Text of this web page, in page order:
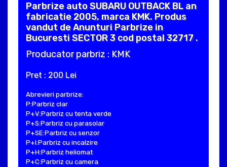
Parbrize auto SUBARU OUTBACK BL an
fabricatie 2005, marca KMK. Produs
vandut de Anunturi Parbrize in
Bucuresti SECTOR 3 cod postal 32717 .
Producator parbriz : KMK
Pret : 200 Lei
Abrevieri parbrize:
P:Parbriz clar
P+V:Parbriz cu tenta verde
P+S:Parbriz cu parasolar
P+SE:Parbriz cu senzor
P+I:Parbriz cu incalzire
P+H:Parbriz heliomat
P+C:Parbriz cu camera